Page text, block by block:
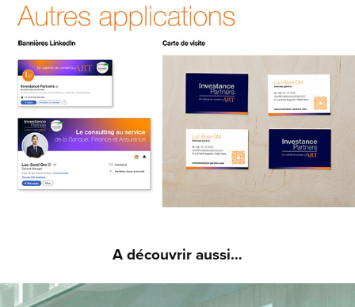
A découvrir aussi…